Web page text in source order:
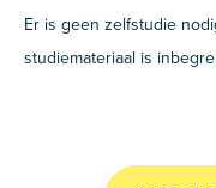
Er is geen zelfstudie
studiemateriaal is